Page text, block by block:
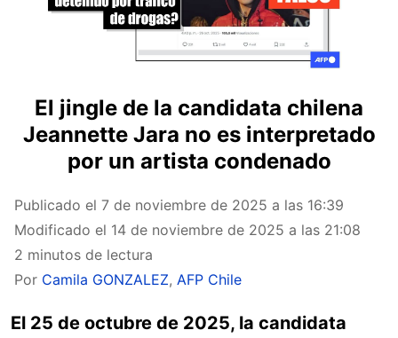
El jingle de la candidata chilena
Jeannette Jara no es interpretado
por un artista condenado
Publicado el 7 de noviembre de 2025 a las 16:39
Modificado el 14 de noviembre de 2025 a las 21:08
2 minutos de lectura
Por Camila GONZALEZ, AFP Chile
El 25 de octubre de 2025, la candidata